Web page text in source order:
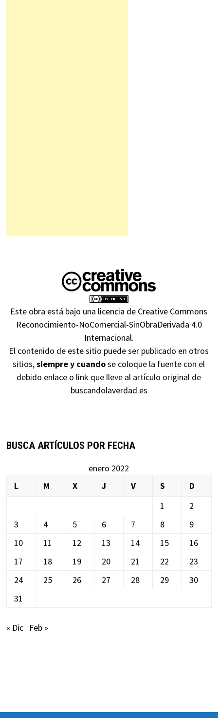
Este obra está bajo una licencia de Creative Commons
Reconocimiento-NoComercial-SinObraDerivada 4.0
Internacional.
El contenido de este sitio puede ser publicado en otros
sitios,siempre y cuandose coloque la fuente con el
debido enlace o link que lleve al artículo original de
buscandolaverdad.es
BUSCA ARTÍCULOS POR FECHA
enero 2022
L
M X J V S
D
1
2
3
4 5 6 7 8
9
10
11 12 13 14 15
16
17
18 19 20 21 22
23
24
25 26 27 28 29
30
31
« Dic Feb »